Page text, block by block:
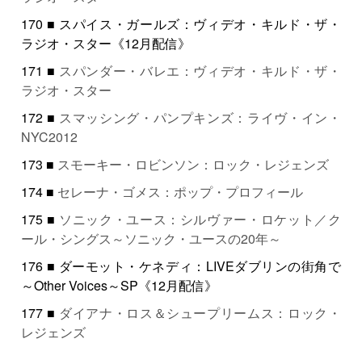
170 ■ スパイス・ガールズ：ヴィデオ・キルド・ザ・
ラジオ・スター《12月配信》
171 ■ スパンダー・バレエ：ヴィデオ・キルド・ザ・
ラジオ・スター
172 ■ スマッシング・パンプキンズ：ライヴ・イン・
NYC2012
173 ■ スモーキー・ロビンソン：ロック・レジェンズ
174 ■ セレーナ・ゴメス：ポップ・プロフィール
175 ■ ソニック・ユース：シルヴァー・ロケット／ク
ール・シングス～ソニック・ユースの20年～
176 ■ ダーモット・ケネディ：LIVEダブリンの街角で
～Other Voices～SP《12月配信》
177 ■ ダイアナ・ロス＆シュープリームス：ロック・
レジェンズ